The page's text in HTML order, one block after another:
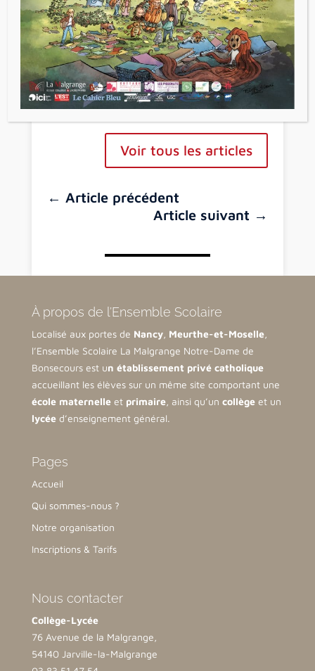
sirop, le tout à la bergamote bien sûr !
Voir tous les articles
←Article précédent
Article suivant →
À propos de l’Ensemble Scolaire
Localisé aux portes de Nancy, Meurthe-et-Moselle,
l’Ensemble Scolaire La Malgrange Notre-Dame de
Bonsecours est un établissement privé catholique
accueillant les élèves sur un même site comportant une
école maternelleet primaire, ainsi qu’un collègeet un
lycéed’enseignement général.
Pages
Accueil
Qui sommes-nous ?
Notre organisation
Inscriptions & Tarifs
Nous contacter
Collège-Lycée
76 Avenue de la Malgrange,
54140 Jarville-la-Malgrange